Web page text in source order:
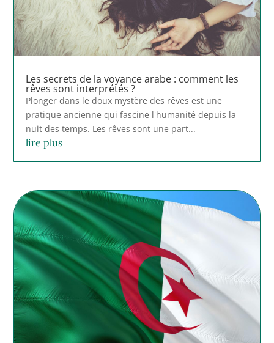
Les secrets de la voyance arabe : comment les
rêves sont interprétés ?
Plonger dans le doux mystère des rêves est une
pratique ancienne qui fascine l'humanité depuis la
nuit des temps. Les rêves sont une part...
lire plus